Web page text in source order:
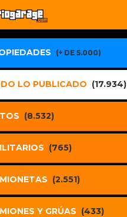
(+ DE 5.000)
LO PUBLICADO (17.934)
(8.532)
(765)
(2.551)
Y GRÚAS (433)